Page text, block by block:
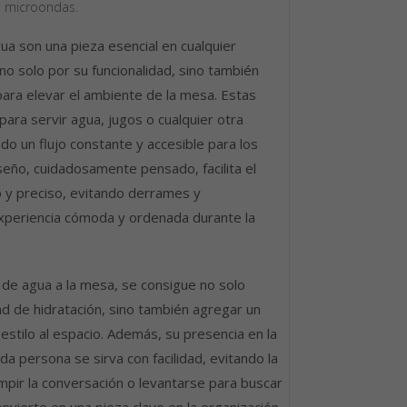
son una pieza esencial en cualquier
solo por su funcionalidad, sino también
elevar el ambiente de la mesa. Estas
servir agua, jugos o cualquier otra
un flujo constante y accesible para los
cuidadosamente pensado, facilita el
preciso, evitando derrames y
cómoda y ordenada durante la
agua a la mesa, se consigue no solo
de hidratación, sino también agregar un
al espacio. Además, su presencia en la
persona se sirva con facilidad, evitando la
la conversación o levantarse para buscar